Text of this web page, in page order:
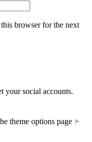
browser for the next
your social accounts.
theme options page >